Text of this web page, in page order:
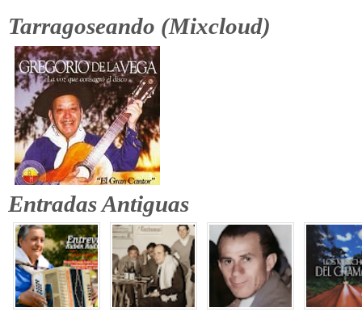
Tarragoseando (Mixcloud)
Entradas Antiguas